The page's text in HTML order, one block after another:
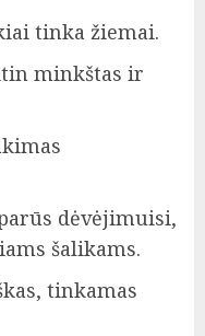
tinka žiemai.
minkštas ir
dėvėjimuisi,
šalikams.
tinkamas